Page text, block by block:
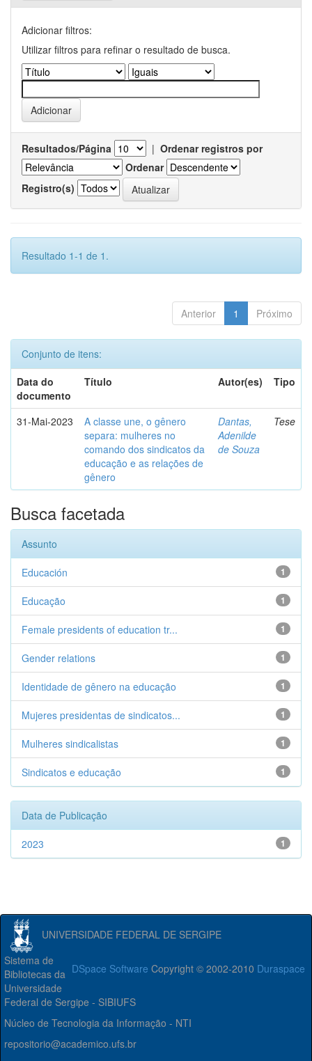
Adicionar filtros:
Utilizar filtros para refinar o resultado de busca.
Resultados/Página | Ordenar registros por
Ordenar
Registro(s)
Resultado 1-1 de 1.
Anterior 1 Próximo
Conjunto de itens:
Data do
documento
Título Autor(es) Tipo
31-Mai-2023
A classe une, o gênero
separa: mulheres no
comando dos sindicatos da
educação e as relações de
gênero
Dantas,
Adenilde
de Souza
Tese
Busca facetada
Assunto
1
Educación
1
Educação
1
Female presidents of education tr...
1
Gender relations
1
Identidade de gênero na educação
1
Mujeres presidentas de sindicatos...
1
Mulheres sindicalistas
1
Sindicatos e educação
Data de Publicação
1
2023
UNIVERSIDADE FEDERAL DE SERGIPE
DSpace Software Copyright © 2002-2010 Duraspace
Sistema de
Bibliotecas da
Universidade
Federal de Sergipe - SIBIUFS
Núcleo de Tecnologia da Informação - NTI
repositorio@academico.ufs.br